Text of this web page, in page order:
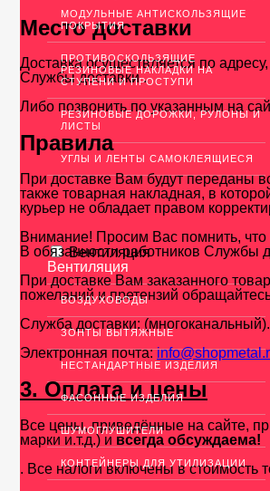
МОДУЛЬНЫЕ АНТИСКОЛЬЗЯЩИЕ
ПОКРЫТИЯ
ПРОТИВОСКОЛЬЗЯЩИЕ
РЕЗИНОВЫЕ НАКЛАДКИ НА
СТУПЕНИ И ПРОСТУПИ
РЕЗИНОВЫЕ ДОРОЖКИ, РУЛОНЫ И
ЛИСТЫ
УГЛЫ И ЛЕНТЫ САМОКЛЕЯЩИЕСЯ
Вентиляция
Вентиляция
ВОЗДУХОВОДЫ
ЗОНТЫ ВЫТЯЖНЫЕ
НЕСТАНДАРТНЫЕ ИЗДЕЛИЯ
ФАСОННЫЕ ИЗДЕЛИЯ
ШУМОГЛУШИТЕЛИ
КОНТЕЙНЕРЫ ДЛЯ УТИЛИЗАЦИИ
Место доставки
Доставка осуществляется по
Службы доставки .
Либо позвонить по указанным на
Правила
При доставке Вам будут переданы
также товарная накладная, в
курьер не обладает правом
Внимание! Просим Вас помнить, что
В обязанности работников Службы
При доставке Вам заказанного
пожеланий и претензий
Служба доставки: (многоканальный).
Электронная почта:
3. Оплата и цены
Все цены, приведённые на сайте,
марки и.т.д.) и всегда обсуждаема!
. Все налоги включены в стоимость